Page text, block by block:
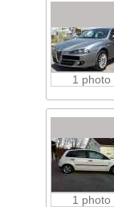
1 photo
1 photo